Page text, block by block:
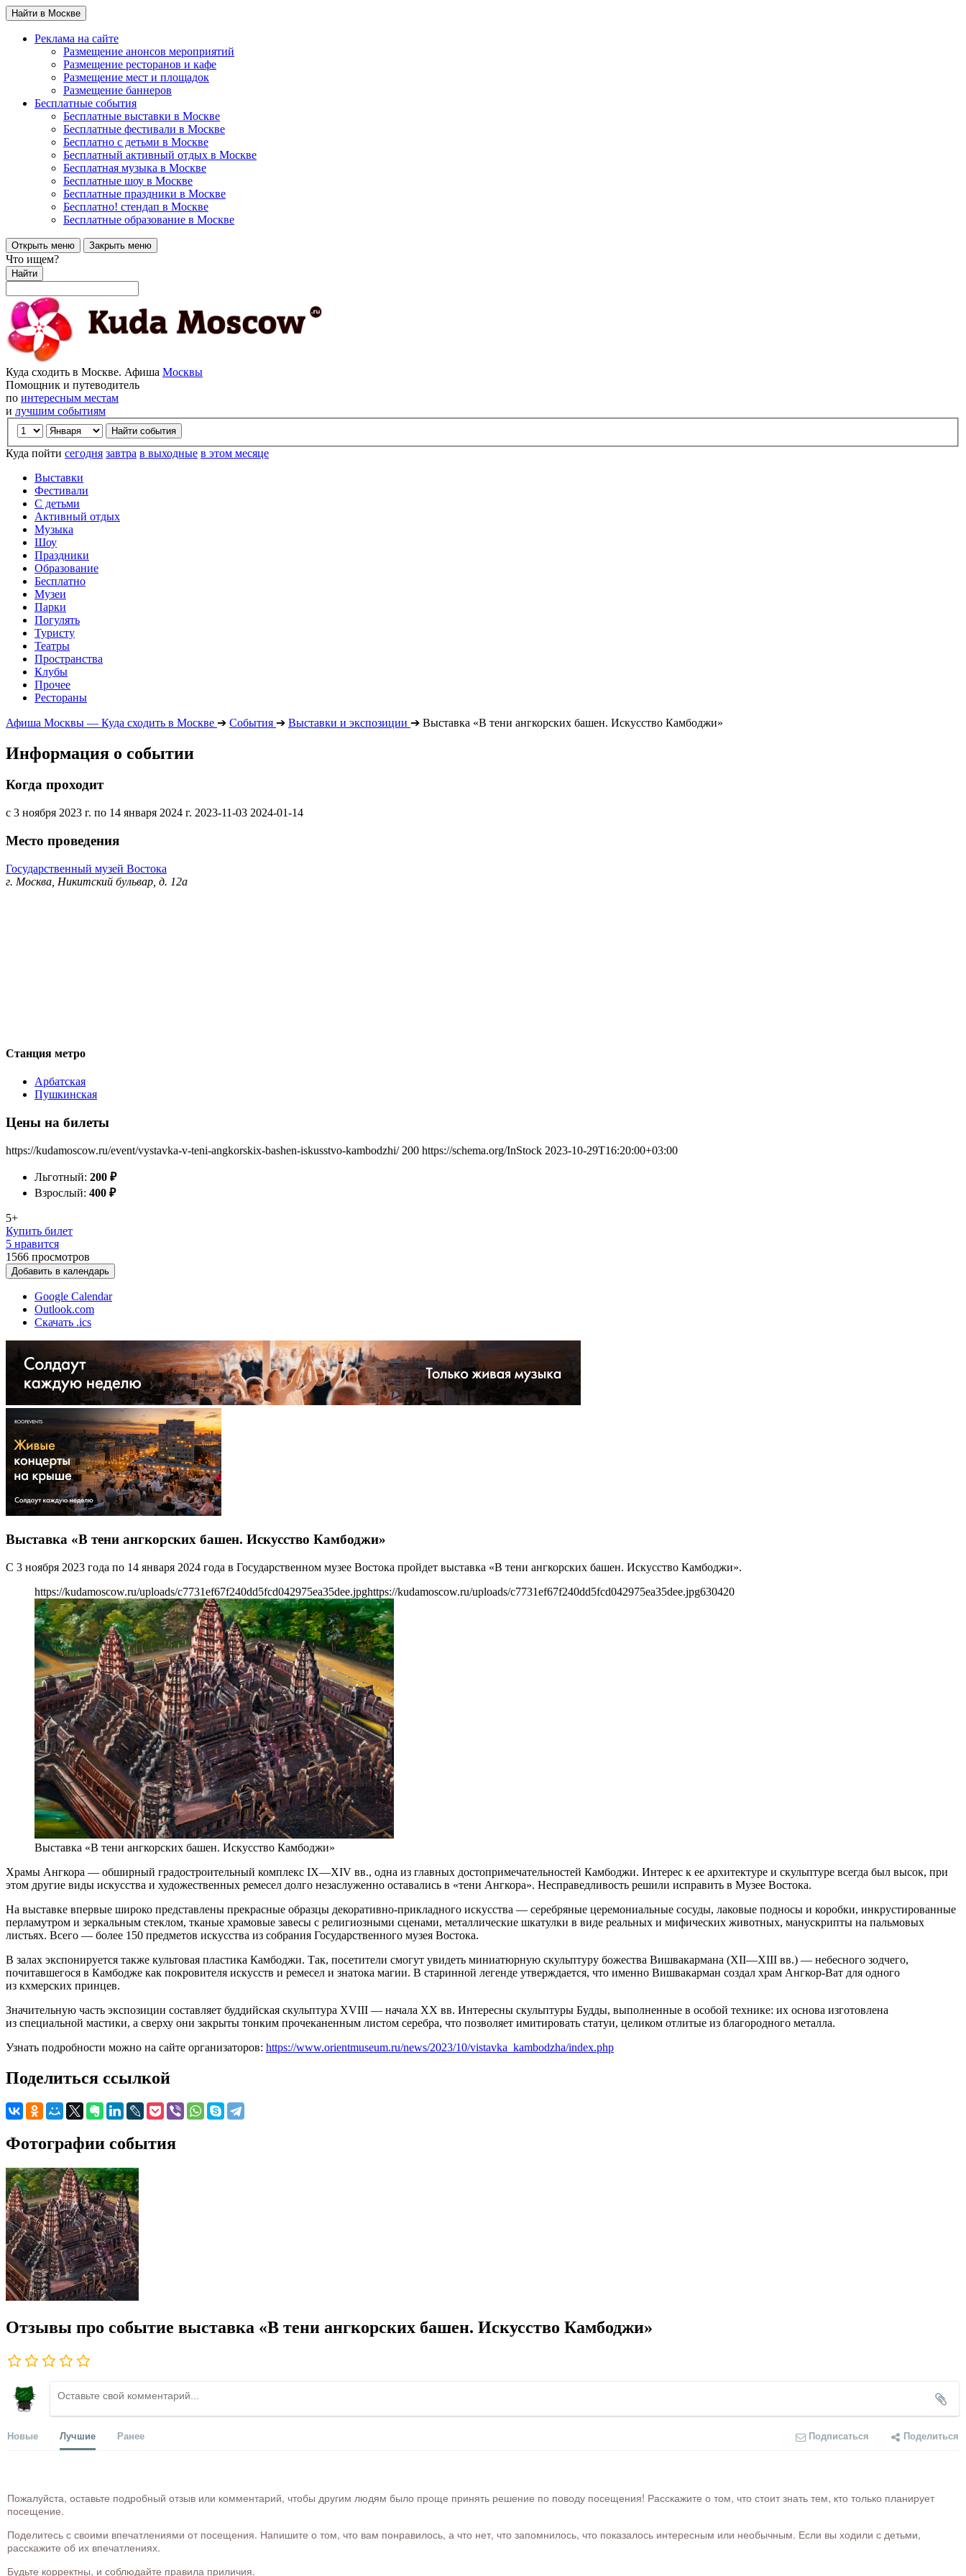
Найти в Москве
Реклама на сайте
Размещение анонсов мероприятий
Размещение ресторанов и кафе
Размещение мест и площадок
Размещение баннеров
Бесплатные события
Бесплатные выставки в Москве
Бесплатные фестивали в Москве
Бесплатно с детьми в Москве
Бесплатный активный отдых в Москве
Бесплатная музыка в Москве
Бесплатные шоу в Москве
Бесплатные праздники в Москве
Бесплатно! стендап в Москве
Бесплатные образование в Москве
Открыть меню Закрыть меню
Что ищем?
Найти
Куда сходить в Москве. Афиша Москвы
Помощник и путеводитель
по интересным местам
и лучшим событиям
Куда пойти сегодня завтра в выходные в этом месяце
Выставки
Фестивали
С детьми
Активный отдых
Музыка
Шоу
Праздники
Образование
Бесплатно
Музеи
Парки
Погулять
Туристу
Театры
Пространства
Клубы
Прочее
Рестораны
Афиша Москвы — Куда сходить в Москве ➔ События ➔ Выставки и экспозиции ➔ Выставка «В тени ангкорских башен. Искусство Камбоджи»
Информация о событии
Когда проходит
с 3 ноября 2023 г. по 14 января 2024 г. 2023-11-03 2024-01-14
Место проведения
Государственный музей Востока
г. Москва, Никитский бульвар, д. 12а
Станция метро
Арбатская
Пушкинская
Цены на билеты
https://kudamoscow.ru/event/vystavka-v-teni-angkorskix-bashen-iskusstvo-kambodzhi/ 200 https://schema.org/InStock 2023-10-29T16:20:00+03:00
Льготный: 200 ₽
Взрослый: 400 ₽
5+
Купить билет
5 нравится
1566 просмотров
Добавить в календарь
Google Calendar
Outlook.com
Скачать .ics
Выставка «В тени ангкорских башен. Искусство Камбоджи»
С 3 ноября 2023 года по 14 января 2024 года в Государственном музее Востока пройдет выставка «В тени ангкорских башен. Искусство Камбоджи».
https://kudamoscow.ru/uploads/c7731ef67f240dd5fcd042975ea35dee.jpghttps://kudamoscow.ru/uploads/c7731ef67f240dd5fcd042975ea35dee.jpg630420
Выставка «В тени ангкорских башен. Искусство Камбоджи»
Храмы Ангкора — обширный градостроительный комплекс IX—XIV вв., одна из главных достопримечательностей Камбоджи. Интерес к ее архитектуре и скульптуре всегда был высок, при
этом другие виды искусства и художественных ремесел долго незаслуженно оставались в «тени Ангкора». Несправедливость решили исправить в Музее Востока.
На выставке впервые широко представлены прекрасные образцы декоративно-прикладного искусства — серебряные церемониальные сосуды, лаковые подносы и коробки, инкрустированные
перламутром и зеркальным стеклом, тканые храмовые завесы с религиозными сценами, металлические шкатулки в виде реальных и мифических животных, манускрипты на пальмовых
листьях. Всего — более 150 предметов искусства из собрания Государственного музея Востока.
В залах экспонируется также культовая пластика Камбоджи. Так, посетители смогут увидеть миниатюрную скульптуру божества Вишвакармана (XII—XIII вв.) — небесного зодчего,
почитавшегося в Камбодже как покровителя искусств и ремесел и знатока магии. В старинной легенде утверждается, что именно Вишвакарман создал храм Ангкор-Ват для одного
из кхмерских принцев.
Значительную часть экспозиции составляет буддийская скульптура XVIII — начала ХХ вв. Интересны скульптуры Будды, выполненные в особой технике: их основа изготовлена
из специальной мастики, а сверху они закрыты тонким прочеканенным листом серебра, что позволяет имитировать статуи, целиком отлитые из благородного металла.
Узнать подробности можно на сайте организаторов: https://www.orientmuseum.ru/news/2023/10/vistavka_kambodzha/index.php
Поделиться ссылкой
Фотографии события
Отзывы про событие выставка «В тени ангкорских башен. Искусство Камбоджи»
Новые Лучшие Ранее Подписаться Поделиться
Пожалуйста, оставьте подробный отзыв или комментарий, чтобы другим людям было проще принять решение по поводу посещения! Расскажите о том, что стоит знать тем, кто только планирует
посещение.
Поделитесь с своими впечатлениями от посещения. Напишите о том, что вам понравилось, а что нет, что запомнилось, что показалось интересным или необычным. Если вы ходили с детьми,
расскажите об их впечатлениях.
Будьте корректны, и соблюдайте правила приличия.